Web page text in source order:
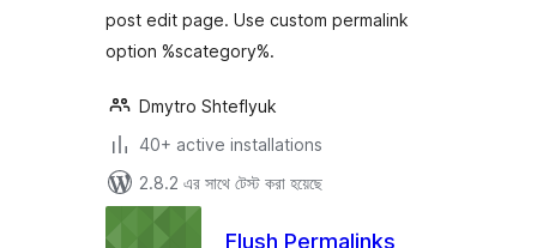
post edit page. Use custom permalink
option %scategory%.
Dmytro Shteflyuk
40+ active installations
2.8.2 এর সাথে টেস্ট করা হয়েছে
Flush Permalinks